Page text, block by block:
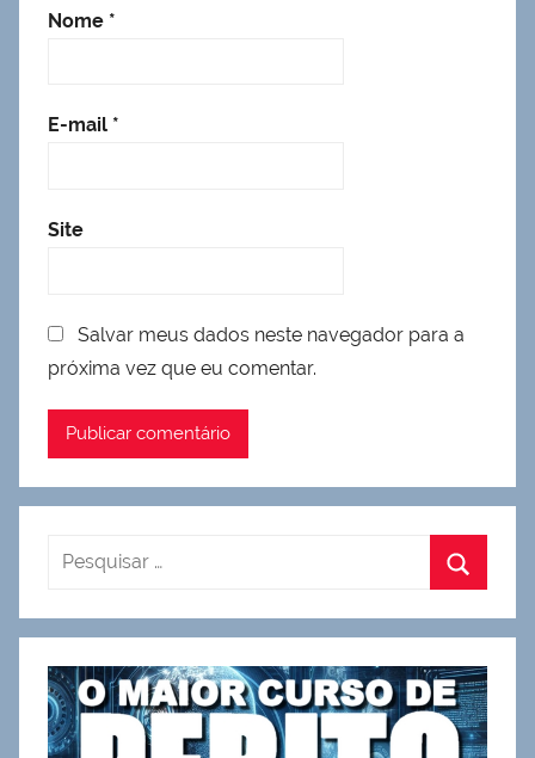
Nome *
E-mail *
Site
Salvar meus dados neste navegador para a
próxima vez que eu comentar.